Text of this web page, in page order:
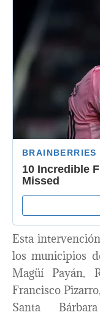
Esta
los municipios
Magüí Payán,
Francisco
Santa